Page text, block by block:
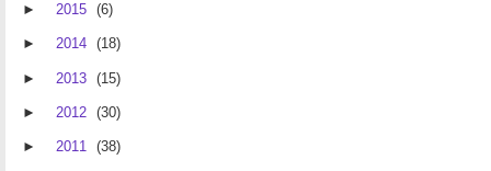
► 2015 (6)
► 2014 (18)
► 2013 (15)
► 2012 (30)
► 2011 (38)